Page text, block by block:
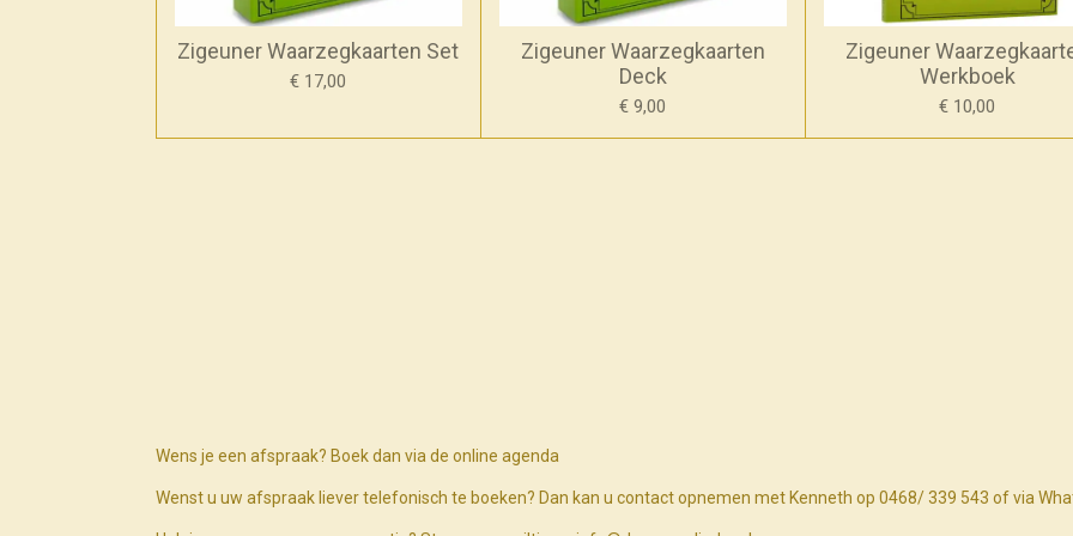
Zigeuner Waarzegkaarten Set
€ 17,00
Zigeuner Waarzegkaarten
Deck
€ 9,00
Zigeuner
Werkboek
€ 10,00
Wens je een afspraak? Boek dan via de online agenda
Wenst u uw afspraak liever telefonisch te boeken? Dan kan u contact opnemen met Kenneth op 0468/ 339 543 of via